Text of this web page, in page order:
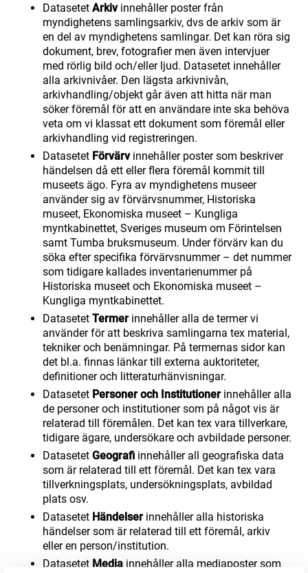
DatasetetArkivinnehåller poster från
myndighetens samlingsarkiv, dvs de arkiv som är
en del av myndighetens samlingar. Det kan röra sig
dokument, brev, fotografier men även intervjuer
med rörlig bild och/eller ljud. Datasetet innehåller
alla arkivnivåer. Den lägsta arkivnivån,
arkivhandling/objekt går även att hitta när man
söker föremål för att en användare inte ska behöva
veta om vi klassat ett dokument som föremål eller
arkivhandling vid registreringen.
Datasetet Förvärvinnehåller poster som beskriver
händelsen då ett eller flera föremål kommit till
museets ägo. Fyra av myndighetens museer
använder sig av förvärvsnummer, Historiska
museet, Ekonomiska museet – Kungliga
myntkabinettet, Sveriges museum om Förintelsen
samt Tumba bruksmuseum. Under förvärv kan du
söka efter specifika förvärvsnummer – det nummer
som tidigare kallades inventarienummer på
Historiska museet och Ekonomiska museet –
Kungliga myntkabinettet.
DatasetetTermer innehåller alla de termer vi
använder för att beskriva samlingarna tex material,
tekniker och benämningar. På termernas sidor kan
det bl.a. finnas länkar till externa auktoriteter,
definitioner och litteraturhänvisningar.
Datasetet Personer och Institutioner innehåller alla
de personer och institutioner som på något vis är
relaterad till föremålen. Det kan tex vara tillverkare,
tidigare ägare, undersökare och avbildade personer.
DatasetetGeografi innehåller all geografiska data
som är relaterad till ett föremål. Det kan tex vara
tillverkningsplats, undersökningsplats, avbildad
plats osv.
Datasetet Händelser innehåller alla historiska
händelser som är relaterad till ett föremål, arkiv
eller en person/institution.
Datasetet Media innehåller alla mediaposter som